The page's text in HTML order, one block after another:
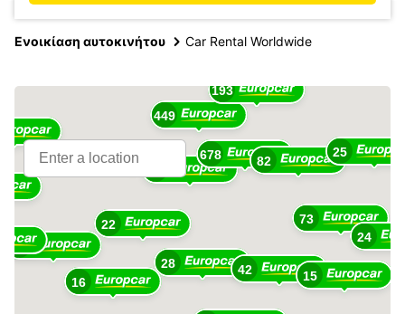
Ενοικίαση αυτοκινήτου Car Rental Worldwide
28
22
42
16
678
10
449
82
15
73
48
193
25
24